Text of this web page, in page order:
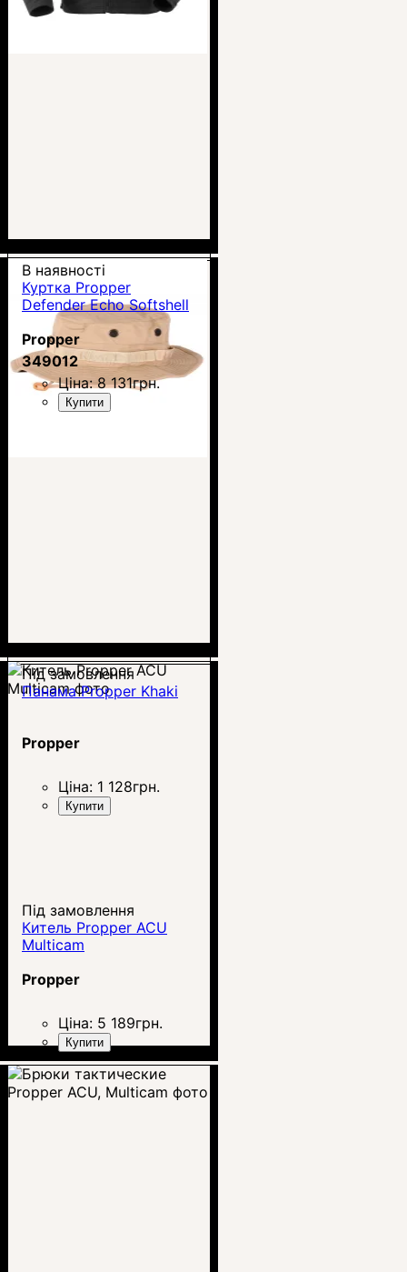
В наявності
Куртка Propper
Defender Echo Softshell
Propper
349012
Ціна:8 131грн.
Купити
Під замовлення
Панама Propper Khaki
Propper
Ціна: 1 128грн.
Купити
Під замовлення
Китель Propper ACU
Multicam
Propper
Ціна: 5 189грн.
Купити